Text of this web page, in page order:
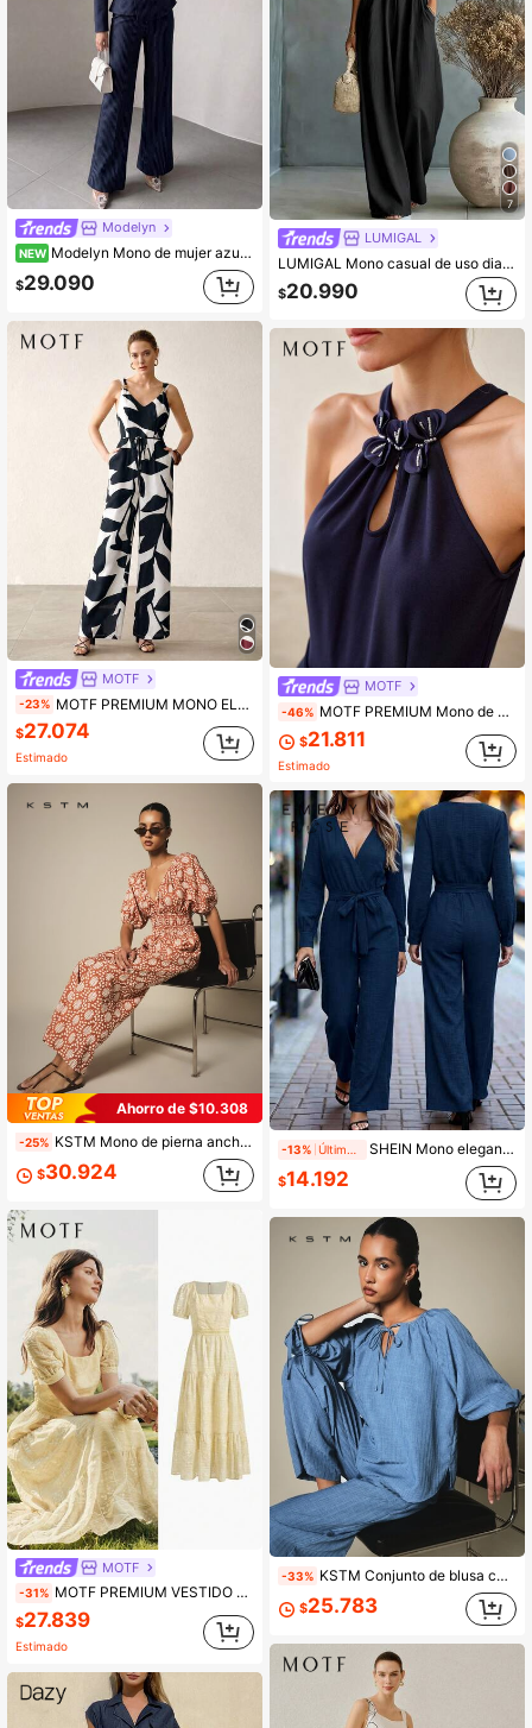
Modelyn
NEW Modelyn Mono de mujer azul tejido a rayas de manga larga con cintura fruncida y pierna recta, elegante romántico casual
$29.090
MOTF
-23% MOTF PREMIUM MONO ELEGANTE CASUAL DE VACACIONES CON CINTURÓN DE LINO SINTÉTICO
$27.074
Estimado
Ahorro de $10.308
-25% KSTM Mono de pierna ancha de longitud completa con cuello en V profundo, mangas abultadas y cintura fruncida con estampado de hojas tropicales para vacaciones de verano
$30.924
MOTF
-31% MOTF PREMIUM VESTIDO DE MUJER CON BORDADO DE HOJAS, CUELLO CUADRADO Y MANGAS ABOMBADAS
$27.839
Estimado
7
LUMIGAL
LUMIGAL Mono casual de uso diario para mujer de color liso con cuello en V y plisado
$20.990
MOTF
-46% MOTF PREMIUM Mono de cuello halter con detalle de aplique de perlas falsas para mujer
$21.811
Estimado
-13% SHEIN Mono elegante casual formal de manga larga para mujer, diseño de cuello halter, pierna ancha suelta, adecuado para el estilo de uso diario
$14.192
-33% KSTM Conjunto de blusa campesina y pantalones palazzo de pierna ancha con cuello de corbata y mangas abullonadas
$25.783